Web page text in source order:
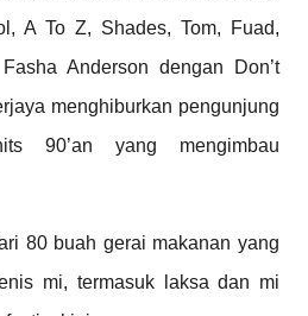
A To Z, Shades, Tom, Fuad,
Anderson dengan Don’t
menghiburkan pengunjung
90’an yang mengimbau
80 buah gerai makanan yang
mi, termasuk laksa dan mi